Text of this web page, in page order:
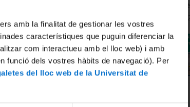
amb la finalitat de gestionar les vostres
característiques que puguin diferenciar la
com interactueu amb el lloc web) i amb
funció dels vostres hàbits de navegació). Per
del lloc web de la Universitat de
inclusive future